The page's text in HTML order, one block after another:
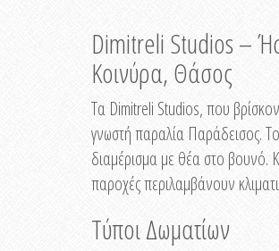
Dimitreli Studios –
Κοινύρα, Θάσος
Τα Dimitreli Studios, που
γνωστή παραλία Παράδεισος.
διαμέρισμα με θέα στο βουνό.
παροχές περιλαμβάνουν
Τύποι Δωματίων